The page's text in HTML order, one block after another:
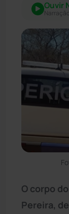
Ouvir
O corpo
Pereira,